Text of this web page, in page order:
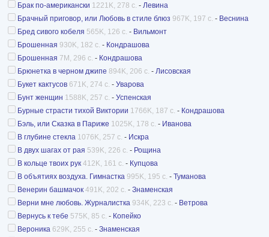
Брак по-американски 1221K, 278 с. - Левина
Брачный приговор, или Любовь в стиле блюз 967K, 197 с. - Веснина
Бред сивого кобеля 565K, 126 с. - Вильмонт
Брошенная 930K, 182 с. - Кондрашова
Брошенная 7M, 296 с. - Кондрашова
Брюнетка в черном джипе 894K, 206 с. - Лисовская
Букет кактусов 671K, 274 с. - Уварова
Бунт женщин 1588K, 257 с. - Успенская
Бурные страсти тихой Виктории 1766K, 187 с. - Кондрашова
Бэль, или Сказка в Париже 1025K, 178 с. - Иванова
В глубине стекла 1076K, 257 с. - Искра
В двух шагах от рая 539K, 226 с. - Рощина
В кольце твоих рук 412K, 161 с. - Купцова
В объятиях воздуха. Гимнастка 995K, 195 с. - Туманова
Венерин башмачок 491K, 202 с. - Знаменская
Верни мне любовь. Журналистка 934K, 223 с. - Ветрова
Вернусь к тебе 575K, 85 с. - Копейко
Вероника 629K, 255 с. - Знаменская